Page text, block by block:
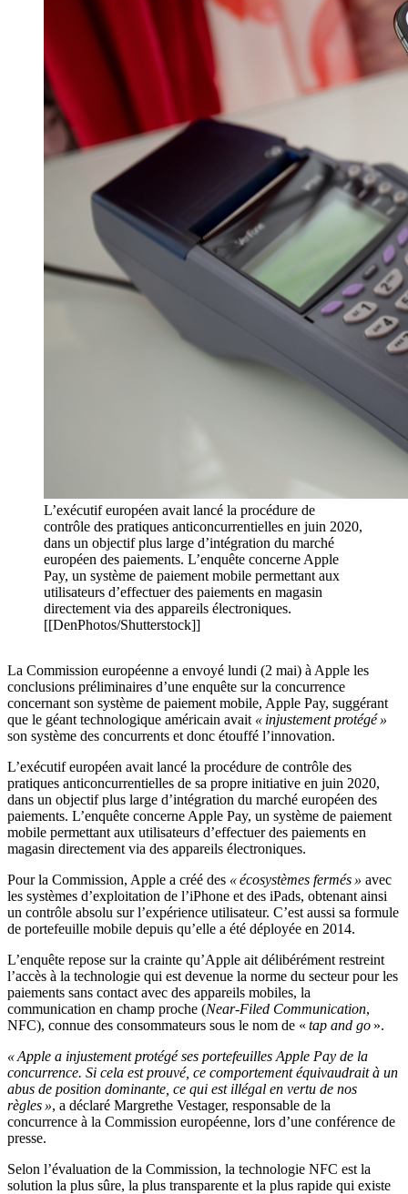
L’exécutif européen avait lancé la procédure de
contrôle des pratiques anticoncurrentielles en juin 2020,
dans un objectif plus large d’intégration du marché
européen des paiements. L’enquête concerne Apple
Pay, un système de paiement mobile permettant aux
utilisateurs d’effectuer des paiements en magasin
directement via des appareils électroniques.
[[DenPhotos/Shutterstock]]
La Commission européenne a envoyé lundi (2 mai) à Apple les
conclusions préliminaires d’une enquête sur la concurrence
concernant son système de paiement mobile, Apple Pay, suggérant
que le géant technologique américain avait « injustement protégé »
son système des concurrents et donc étouffé l’innovation.
L’exécutif européen avait lancé la procédure de contrôle des
pratiques anticoncurrentielles de sa propre initiative en juin 2020,
dans un objectif plus large d’intégration du marché européen des
paiements. L’enquête concerne Apple Pay, un système de paiement
mobile permettant aux utilisateurs d’effectuer des paiements en
magasin directement via des appareils électroniques.
Pour la Commission, Apple a créé des « écosystèmes fermés » avec
les systèmes d’exploitation de l’iPhone et des iPads, obtenant ainsi
un contrôle absolu sur l’expérience utilisateur. C’est aussi sa formule
de portefeuille mobile depuis qu’elle a été déployée en 2014.
L’enquête repose sur la crainte qu’Apple ait délibérément restreint
l’accès à la technologie qui est devenue la norme du secteur pour les
paiements sans contact avec des appareils mobiles, la
communication en champ proche (Near-Filed Communication,
NFC), connue des consommateurs sous le nom de « tap and go ».
« Apple a injustement protégé ses portefeuilles Apple Pay de la
concurrence. Si cela est prouvé, ce comportement équivaudrait à un
abus de position dominante, ce qui est illégal en vertu de nos
règles », a déclaré Margrethe Vestager, responsable de la
concurrence à la Commission européenne, lors d’une conférence de
presse.
Selon l’évaluation de la Commission, la technologie NFC est la
solution la plus sûre, la plus transparente et la plus rapide qui existe